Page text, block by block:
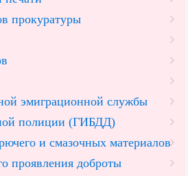
прокуратуры
эмиграционной службы
полиции (ГИБДД)
и смазочных материалов
проявления доброты